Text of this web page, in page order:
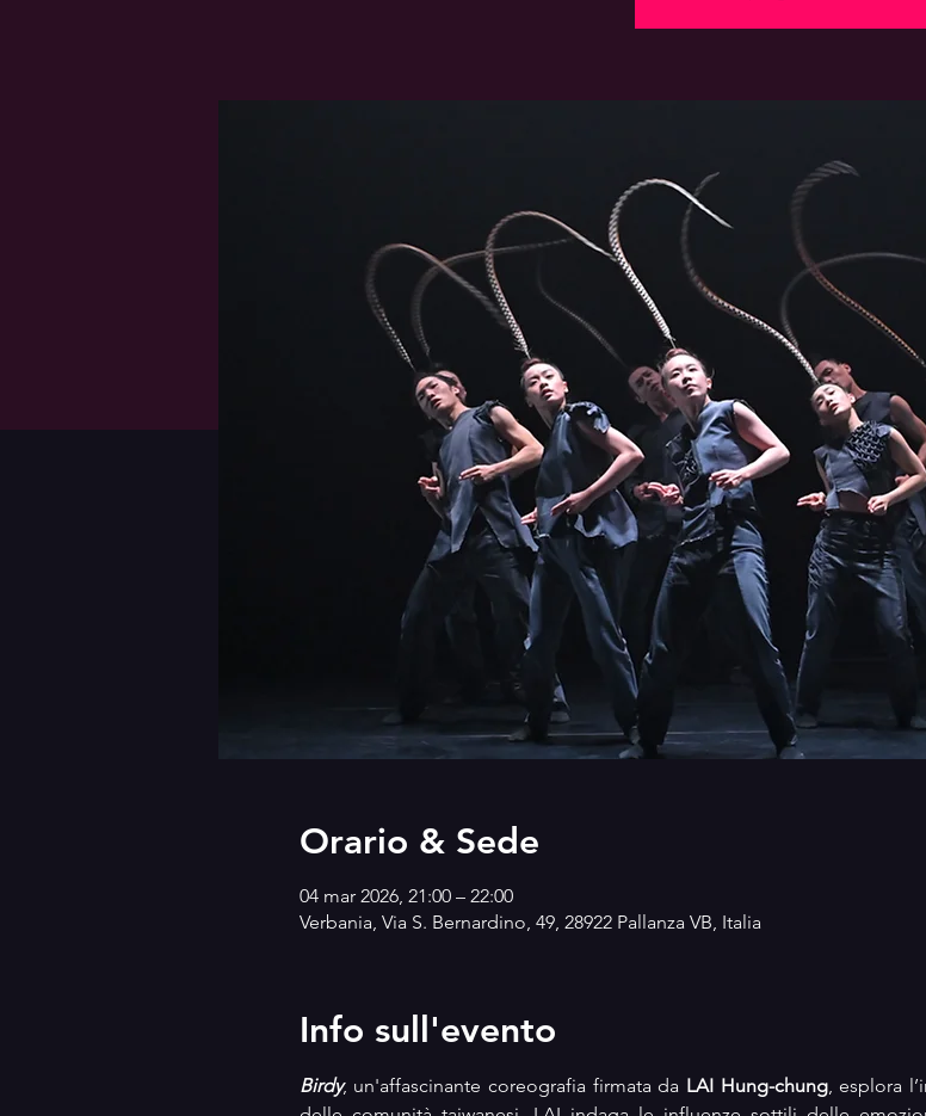
Orario & Sede
04 mar 2026, 21:00 – 22:00
Verbania, Via S. Bernardino, 49, 28922 Pallanza VB, Italia
Info sull'evento
Birdy, un'affascinante coreografia firmata da LAI Hung-chung, esplora